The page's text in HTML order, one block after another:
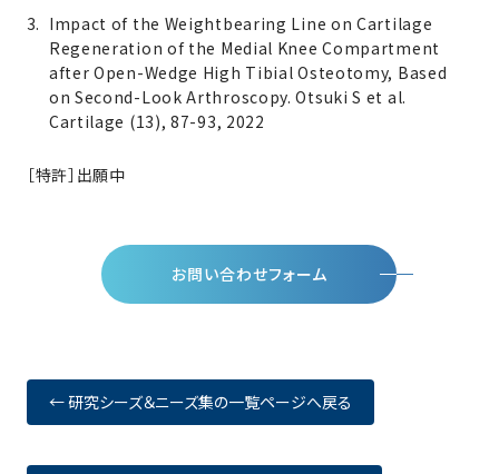
Impact of the Weightbearing Line on Cartilage
Regeneration of the Medial Knee Compartment
after Open-Wedge High Tibial Osteotomy, Based
on Second-Look Arthroscopy. Otsuki S et al.
Cartilage (13), 87-93, 2022
［特許］出願中
お問い合わせフォーム
← 研究シーズ＆ニーズ集の一覧ページへ戻る